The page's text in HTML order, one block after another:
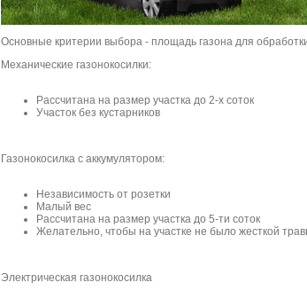
Основные критерии выбора - площадь газона для
Механические газонокосилки:
Рассчитана на размер участка до 2-х соток
Участок без кустарников
Газонокосилка с аккумулятором:
Независимость от розетки
Малый вес
Рассчитана на размер участка до 5-ти соток
Желательно, чтобы на участке не было жесткой
Электрическая газонокосилка